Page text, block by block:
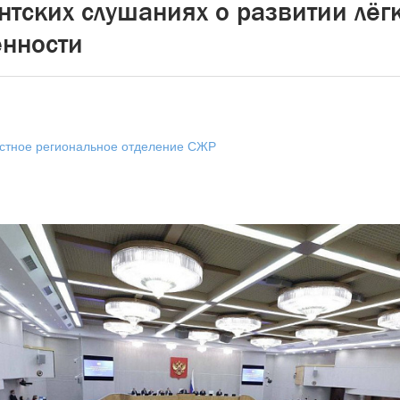
слушаниях о развитии
региональное отделение СЖР